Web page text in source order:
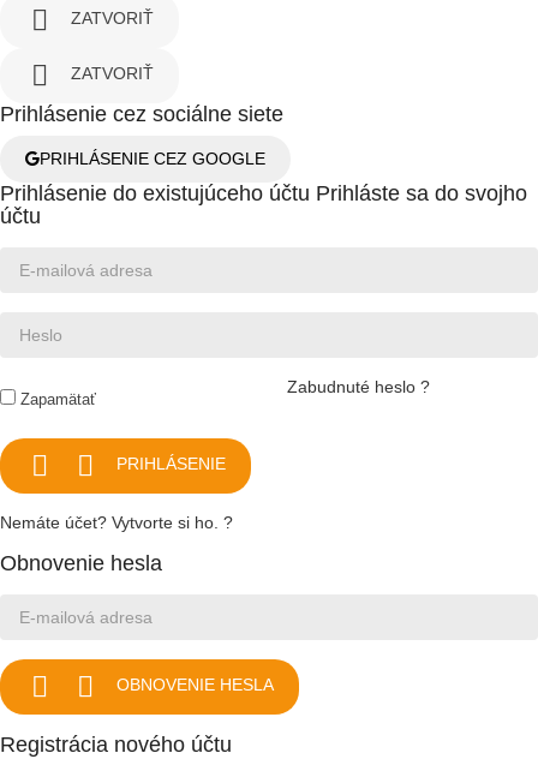
 ZATVORIŤ
 ZATVORIŤ
Prihlásenie cez sociálne siete
PRIHLÁSENIE CEZ GOOGLE
Prihlásenie do existujúceho účtu Prihláste sa do svojho
účtu
Zapamätať
Zabudnuté heslo ?
  PRIHLÁSENIE
Nemáte účet? Vytvorte si ho. ?
Obnovenie hesla
  OBNOVENIE HESLA
Registrácia nového účtu